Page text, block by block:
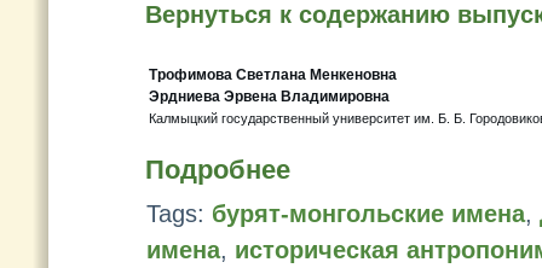
Вернуться к содержанию
Трофимова Светлана Менкеновна
Эрдниева Эрвена Владимировна
Калмыцкий государственный университет им. Б. Б.
Подробнее
Tags: бурят-монгольские имена,
имена, историческая